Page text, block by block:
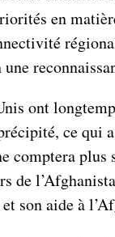
en
ont
ce qui
comptera
de
son aide à